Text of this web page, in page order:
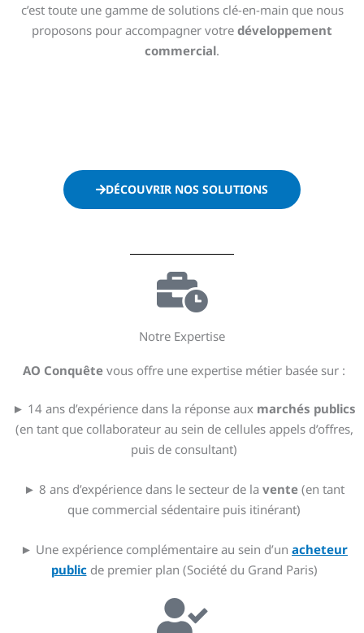
c’est toute une gamme de solutions clé-en-main que nous
proposons pour accompagner votre développement
commercial.
DÉCOUVRIR NOS SOLUTIONS
Notre Expertise
AO Conquête vous offre une expertise métier basée sur :
► 14 ans d’expérience dans la réponse aux marchés publics
(en tant que collaborateur au sein de cellules appels d’offres,
puis de consultant)
► 8 ans d’expérience dans le secteur de la vente (en tant
que commercial sédentaire puis itinérant)
► Une expérience complémentaire au sein d’un acheteur
publicde premier plan (Société du Grand Paris)